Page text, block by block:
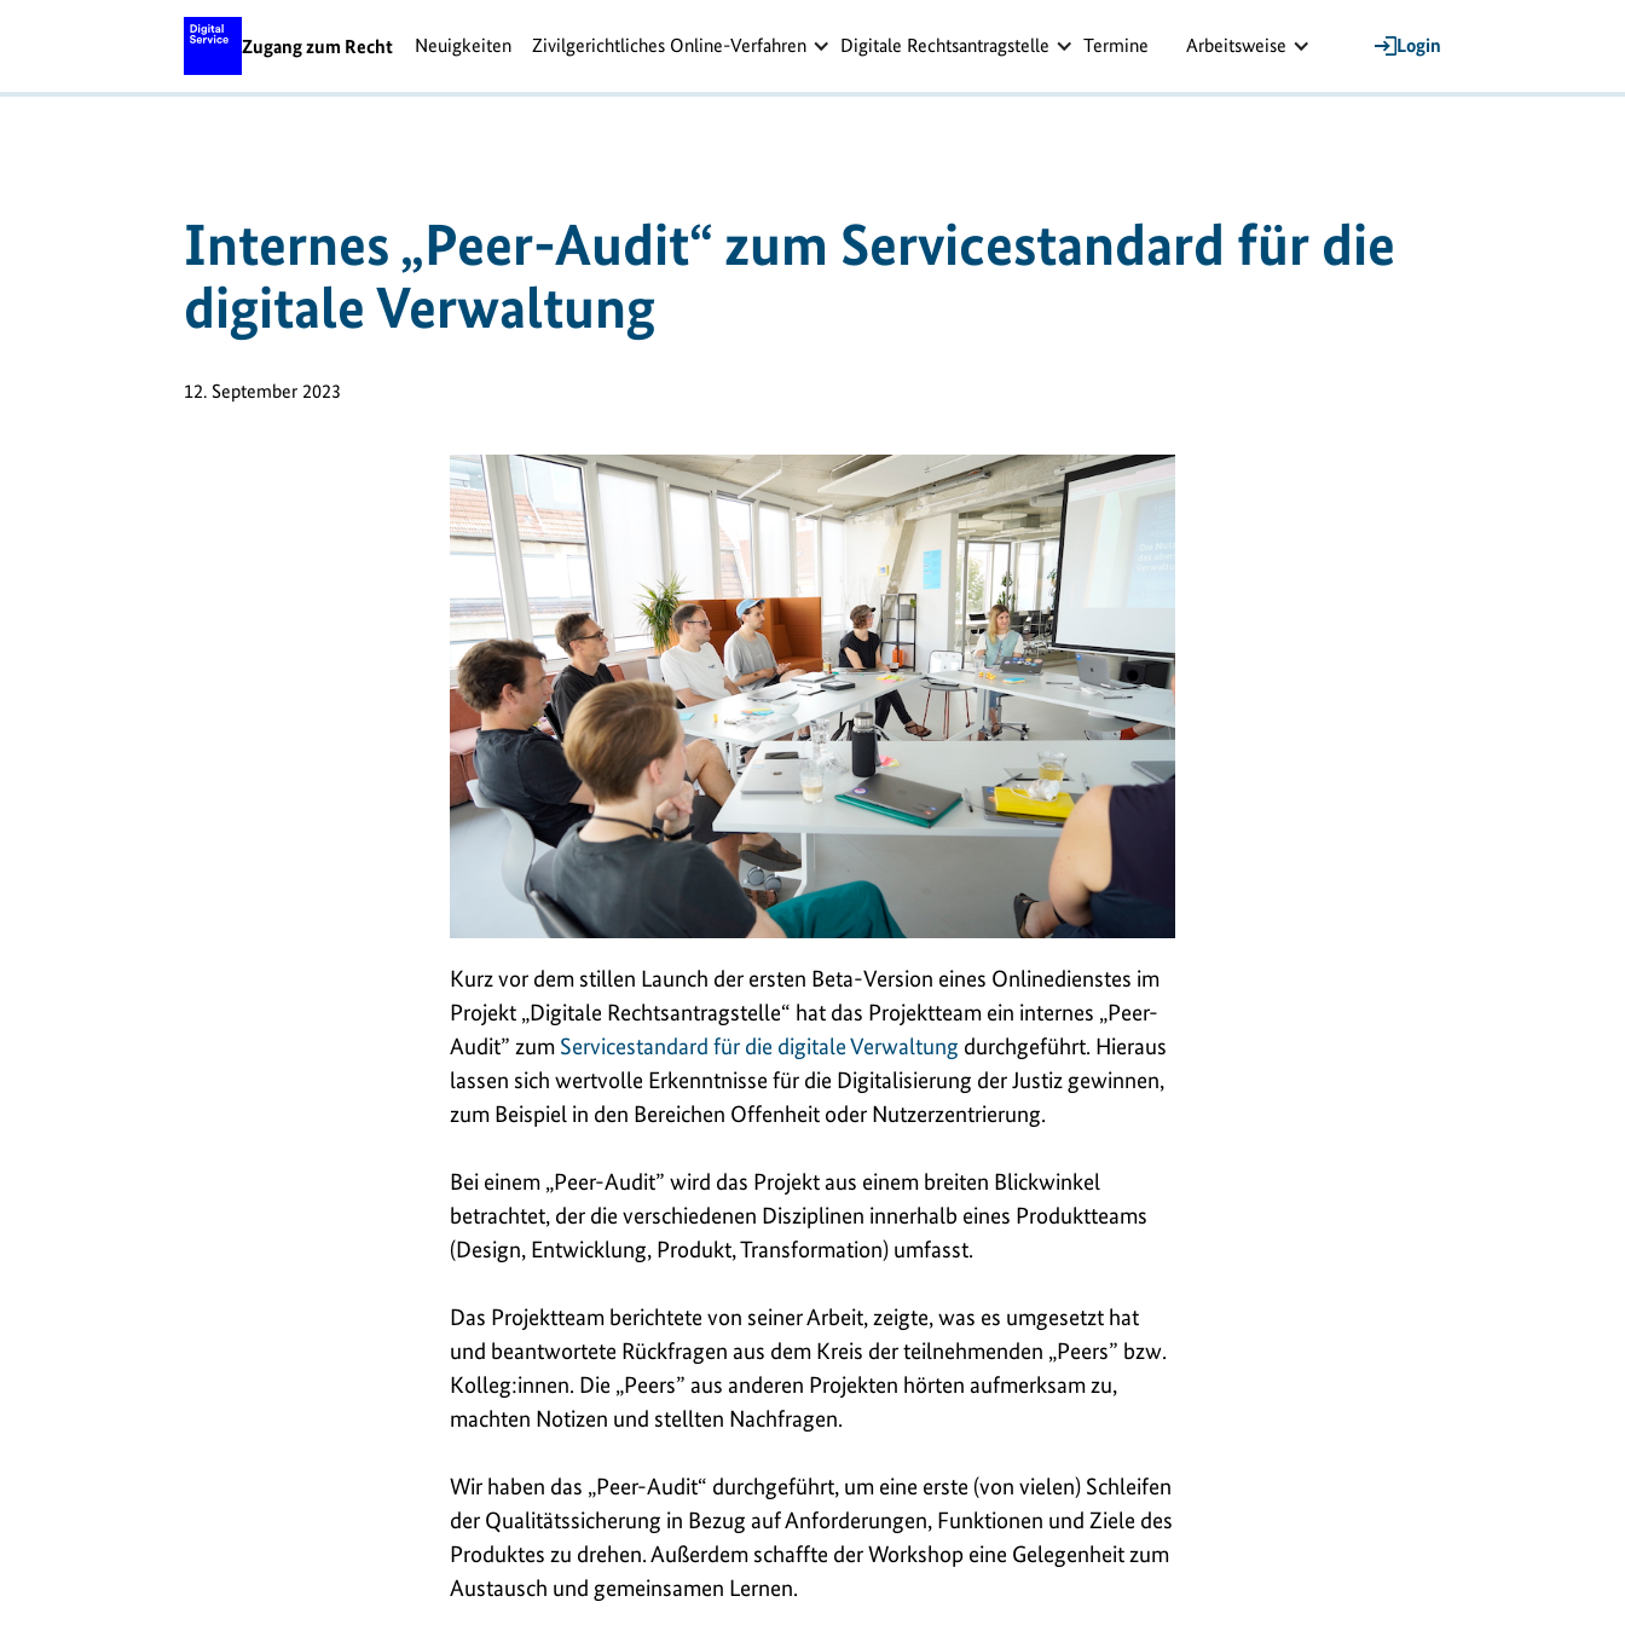
Zugang zum Recht Neuigkeiten Zivilgerichtliches Online-Verfahren Digitale Rechtsantragstelle Termine Arbeitsweise Login
Internes „Peer-Audit“ zum Service­standard für die
digitale Verwaltung
12. September 2023
Kurz vor dem stillen Launch der ersten Beta-Version eines Onlinedienstes im
Projekt „Digitale Rechtsantragstelle“ hat das Projektteam ein internes „Peer-
Audit” zum Servicestandard für die digitale Verwaltung durchgeführt. Hieraus
lassen sich wertvolle Erkenntnisse für die Digitalisierung der Justiz gewinnen,
zum Beispiel in den Bereichen Offenheit oder Nutzerzentrierung.
Bei einem „Peer-Audit” wird das Projekt aus einem breiten Blickwinkel
betrachtet, der die verschiedenen Disziplinen innerhalb eines Produktteams
(Design, Entwicklung, Produkt, Transformation) umfasst.
Das Projektteam berichtete von seiner Arbeit, zeigte, was es umgesetzt hat
und beantwortete Rückfragen aus dem Kreis der teilnehmenden „Peers” bzw.
Kolleg:innen. Die „Peers” aus anderen Projekten hörten aufmerksam zu,
machten Notizen und stellten Nachfragen.
Wir haben das „Peer-Audit“ durchgeführt, um eine erste (von vielen) Schleifen
der Qualitätssicherung in Bezug auf Anforderungen, Funktionen und Ziele des
Produktes zu drehen. Außerdem schaffte der Workshop eine Gelegenheit zum
Austausch und gemeinsamen Lernen.